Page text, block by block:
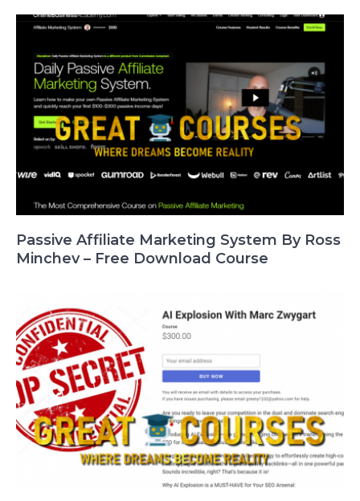
Passive Affiliate Marketing System By Ross
Minchev – Free Download Course